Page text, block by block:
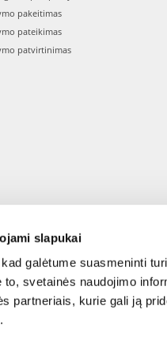
slapukai
galėtume suasmeninti
to, svetainės naudojimo
partneriais, kurie gali ją
pakeitimas
pateikimas
patvirtinimas